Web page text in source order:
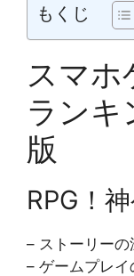
もくじ
スマホ
ランキ
版
RPG！
– ストーリー
– ゲームプレ